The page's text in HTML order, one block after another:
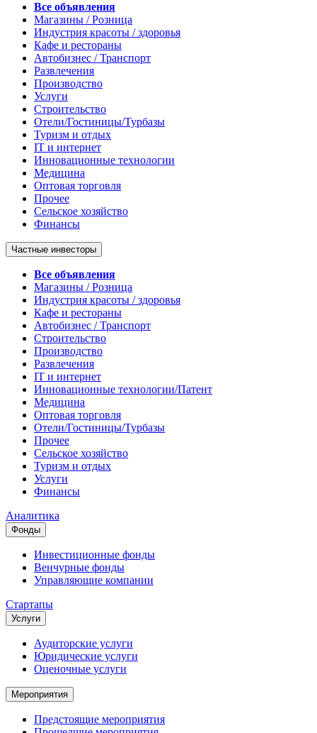
Все объявления
Магазины / Розница
Индустрия красоты / здоровья
Кафе и рестораны
Автобизнес / Транспорт
Развлечения
Производство
Услуги
Строительство
Отели/Гостиницы/Турбазы
Туризм и отдых
IT и интернет
Инновационные технологии
Медицина
Оптовая торговля
Прочее
Сельское хозяйство
Финансы
Частные инвесторы
Все объявления
Магазины / Розница
Индустрия красоты / здоровья
Кафе и рестораны
Автобизнес / Транспорт
Строительство
Производство
Развлечения
IT и интернет
Инновационные технологии/Патент
Медицина
Оптовая торговля
Отели/Гостиницы/Турбазы
Прочее
Сельское хозяйство
Туризм и отдых
Услуги
Финансы
Аналитика
Фонды
Инвестиционные фонды
Венчурные фонды
Управляющие компании
Стартапы
Услуги
Аудиторские услуги
Юридические услуги
Оценочные услуги
Мероприятия
Предстоящие мероприятия